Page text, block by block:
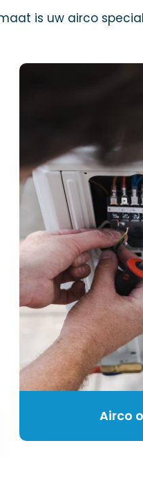
is uw airco
Airco